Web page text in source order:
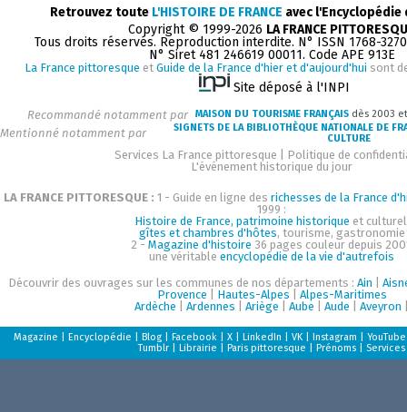
Retrouvez toute L'HISTOIRE DE FRANCE avec
Copyright © 1999-2026 LA FRANCE
Tous droits réservés. Reproduction interdite. N° ISSN 1768-
N° Siret 481 246619 00011. Code APE 913E
La France pittoresque et Guide de la France d'hier et d'aujourd'hui sont
Site déposé à l'INPI
Recommandé notamment par MAISON DU TOURISME FRANÇAIS dès 2003
Mentionné notamment par
SIGNETS DE LA BIBLIOTHÈQUE NATIONALE DE
CULTURE
Services La France pittoresque
Politique de
L'événement historique du jour
LA FRANCE PITTORESQUE : 1 - Guide en ligne des richesses de la France
1999 :
Histoire de France, patrimoine historique et
gîtes et chambres d'hôtes, tourisme, gastronomie
2 - Magazine d'histoire 36 pages couleur depuis
une véritableencyclopédie de la vie d'autrefois
Découvrir des ouvrages sur les communes de nos départements :Ain |
Provence
Hautes-Alpes
Alpes-Maritimes
Ardèche |Ardennes |Ariège |Aube |Aude |Aveyron
Magazine |Encyclopédie |Blog |Facebook |X |LinkedIn |VK |Instagram |YouTube
Tumblr |Librairie |Paris pittoresque |Prénoms Services